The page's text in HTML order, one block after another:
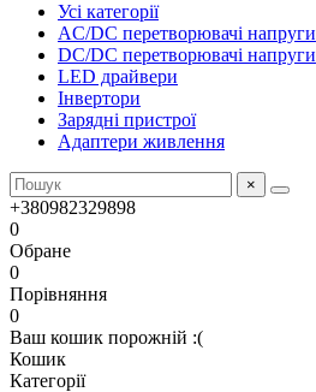
Усі категорії
AC/DC перетворювачі напруги
DC/DC перетворювачі напруги
LED драйвери
Інвертори
Зарядні пристрої
Адаптери живлення
×
+380982329898
0
Обране
0
Порівняння
0
Ваш кошик порожній :(
Кошик
Категорії